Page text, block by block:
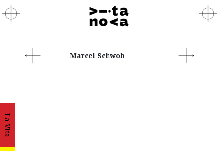
La Vita
Marcel Schwob